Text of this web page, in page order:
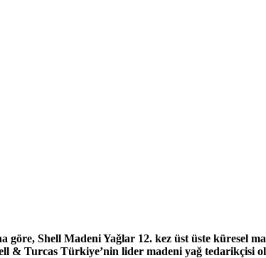
göre, Shell Madeni Yağlar 12. kez üst üste küresel
& Turcas Türkiye’nin lider madeni yağ tedarikçisi